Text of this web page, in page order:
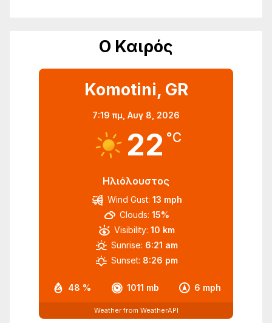
Ο Καιρός
Komotini, GR
7:19 πμ, Αυγ 8, 2026
22 °C
Ηλιόλουστος
48 % 1011 mb 6 mph
Wind Gust: 13 mph
Clouds: 15%
Visibility: 10 km
Sunrise: 6:21 am
Sunset: 8:26 pm
Weather from WeatherAPI